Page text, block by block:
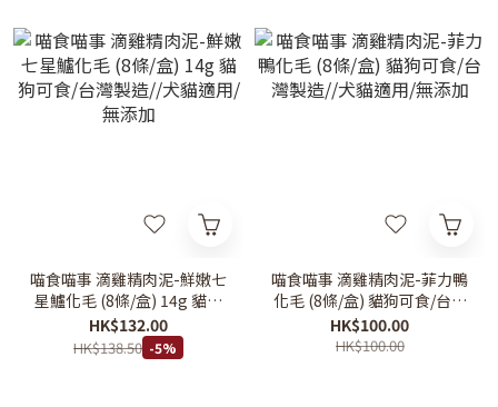
喵食喵事 滴雞精肉泥-鮮嫩七
星鱸化毛 (8條/盒) 14g 貓狗
可食/台灣製造//犬貓適用/無
添加
HK$132.00
HK$138.50 -5%
喵食喵事 滴雞精肉泥-菲力鴨
化毛 (8條/盒) 貓狗可食/台灣
製造//犬貓適用/無添加
HK$100.00
HK$100.00